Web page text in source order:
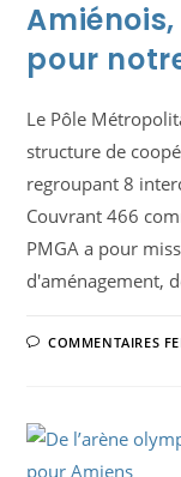
pour
Le Pôle
structure de
regroupant 8
Couvrant 466
PMGA a pour
d'aménagement,
COMMENTAIRES